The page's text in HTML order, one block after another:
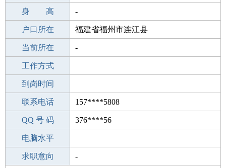
学 历 中专
身 高 -
毕业学校 中专
户口所在 福建省福州市连江县
所学专业 -
当前所在 -
工作经验
工作方式
驾 照
到岗时间
期望月薪
联系电话 157****5808
手机号码 157****5808
QQ 号 码 376****56
微信号码
电脑水平
外语水平
求职意向 -